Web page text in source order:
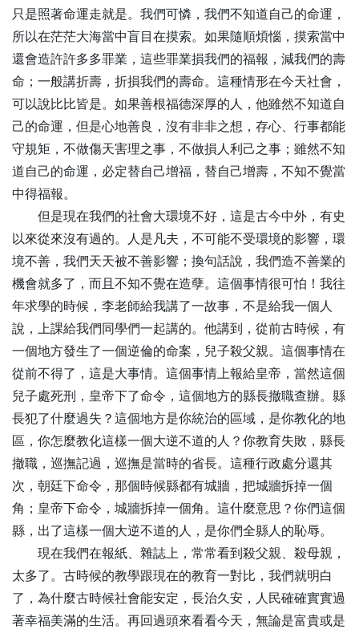
只是照著命運走就是。我們可憐，我們不知道自己的命運，
所以在茫茫大海當中盲目在摸索。如果隨順煩惱，摸索當中
還會造許許多多罪業，這些罪業損我們的福報，減我們的壽
命；一般講折壽，折損我們的壽命。這種情形在今天社會，
可以說比比皆是。如果善根福德深厚的人，他雖然不知道自
己的命運，但是心地善良，沒有非非之想，存心、行事都能
守規矩，不做傷天害理之事，不做損人利己之事；雖然不知
道自己的命運，必定替自己增福，替自己增壽，不知不覺當
中得福報。
但是現在我們的社會大環境不好，這是古今中外，有史
以來從來沒有過的。人是凡夫，不可能不受環境的影響，環
境不善，我們天天被不善影響；換句話說，我們造不善業的
機會就多了，而且不知不覺在造孽。這個事情很可怕！我往
年求學的時候，李老師給我講了一故事，不是給我一個人
說，上課給我們同學們一起講的。他講到，從前古時候，有
一個地方發生了一個逆倫的命案，兒子殺父親。這個事情在
從前不得了，這是大事情。這個事情上報給皇帝，當然這個
兒子處死刑，皇帝下了命令，這個地方的縣長撤職查辦。縣
長犯了什麼過失？這個地方是你統治的區域，是你教化的地
區，你怎麼教化這樣一個大逆不道的人？你教育失敗，縣長
撤職，巡撫記過，巡撫是當時的省長。這種行政處分還其
次，朝廷下命令，那個時候縣都有城牆，把城牆拆掉一個
角；皇帝下命令，城牆拆掉一個角。這什麼意思？你們這個
縣，出了這樣一個大逆不道的人，是你們全縣人的恥辱。
現在我們在報紙、雜誌上，常常看到殺父親、殺母親，
太多了。古時候的教學跟現在的教育一對比，我們就明白
了，為什麼古時候社會能安定，長治久安，人民確確實實過
著幸福美滿的生活。再回過頭來看看今天，無論是富貴或是